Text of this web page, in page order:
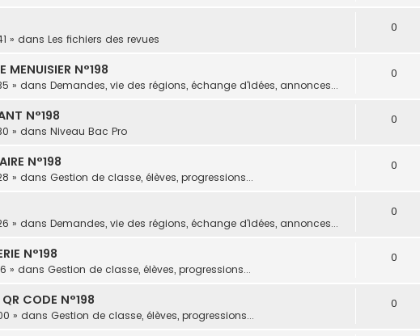
» dans Les fichiers des revues
0
MENUISIER N°198
» dans Demandes, vie des régions, échange d'idées, annonces...
0
N°198
» dans Niveau Bac Pro
0
N°198
» dans Gestion de classe, élèves, progressions...
0
» dans Demandes, vie des régions, échange d'idées, annonces...
0
N°198
» dans Gestion de classe, élèves, progressions...
0
QR CODE N°198
» dans Gestion de classe, élèves, progressions...
0